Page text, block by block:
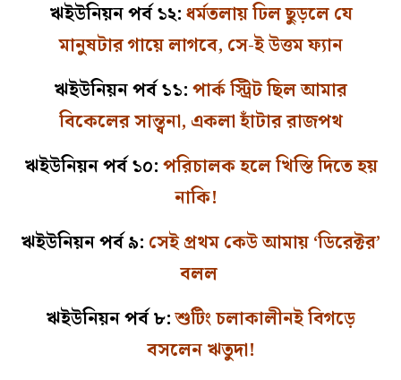
ঋইউনিয়ন পর্ব ১২:ধর্মতলায় ঢিল ছুড়লে যে
মানুষটার গায়ে লাগবে, সে-ই উত্তম ফ্যান
ঋইউনিয়ন পর্ব ১১:পার্ক স্ট্রিট ছিল আমার
বিকেলের সান্ত্বনা, একলা হাঁটার রাজপথ
ঋইউনিয়ন পর্ব ১০:পরিচালক হলে খিস্তি দিতে হয়
নাকি!
ঋইউনিয়ন পর্ব ৯: সেই প্রথম কেউ আমায় ‘ডিরেক্টর’
বলল
ঋইউনিয়ন পর্ব ৮:শুটিং চলাকালীনই বিগড়ে
বসলেন ঋতুদা!